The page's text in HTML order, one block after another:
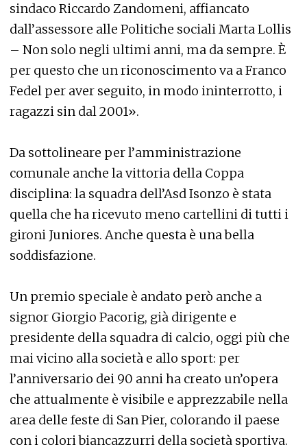
sindaco Riccardo Zandomeni, affiancato
dall’assessore alle Politiche sociali Marta Lollis
– Non solo negli ultimi anni, ma da sempre. È
per questo che un riconoscimento va a Franco
Fedel per aver seguito, in modo ininterrotto, i
ragazzi sin dal 2001».
Da sottolineare per l’amministrazione
comunale anche la vittoria della Coppa
disciplina: la squadra dell’Asd Isonzo è stata
quella che ha ricevuto meno cartellini di tutti i
gironi Juniores. Anche questa è una bella
soddisfazione.
Un premio speciale è andato però anche a
signor Giorgio Pacorig, già dirigente e
presidente della squadra di calcio, oggi più che
mai vicino alla società e allo sport: per
l’anniversario dei 90 anni ha creato un’opera
che attualmente è visibile e apprezzabile nella
area delle feste di San Pier, colorando il paese
con i colori biancazzurri della società sportiva.